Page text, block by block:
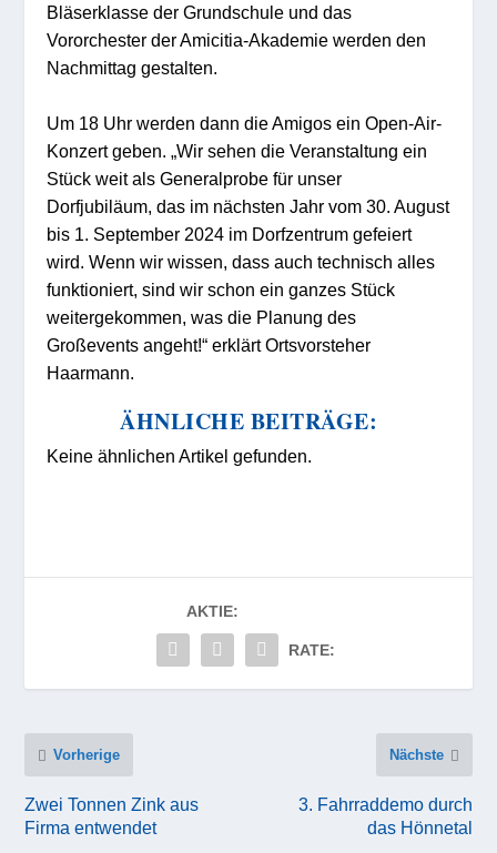
Bläserklasse der Grundschule und das
Vororchester der Amicitia-Akademie werden den
Nachmittag gestalten.
Um 18 Uhr werden dann die Amigos ein Open-Air-
Konzert geben. „Wir sehen die Veranstaltung ein
Stück weit als Generalprobe für unser
Dorfjubiläum, das im nächsten Jahr vom 30. August
bis 1. September 2024 im Dorfzentrum gefeiert
wird. Wenn wir wissen, dass auch technisch alles
funktioniert, sind wir schon ein ganzes Stück
weitergekommen, was die Planung des
Großevents angeht!“ erklärt Ortsvorsteher
Haarmann.
ÄHNLICHE BEITRÄGE:
Keine ähnlichen Artikel gefunden.
AKTIE:
RATE:
Vorherige
Zwei Tonnen Zink aus
Firma entwendet
Nächste
3. Fahrraddemo durch
das Hönnetal